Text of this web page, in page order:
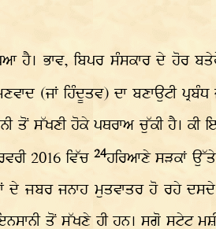
ਹੈ। ਭਾਵ, ਬਿਪਰ ਸੰਸਕਾਰ ਦੇ ਹੋਰ
(ਜਾਂ ਹਿੰਦੂਤਵ) ਦਾ ਬਣਾਉਟੀ
ਤੋਂ ਸੱਖਣੀ ਹੋਕੇ ਪਥਰਾਅ ਚੁੱਕੀ ਹੈ।
2016 ਵਿੱਚ24ਹਰਿਆਣੇ ਸੜਕਾਂ
ਜਬਰ ਜਨਾਹ ਮੁਤਵਾਤਰ ਹੋ ਰਹੇ ਦਸਦੇ
ਤੋਂ ਸੱਖਣੇ ਹੀ ਹਨ। ਸਗੋ ਸਟੇਟ